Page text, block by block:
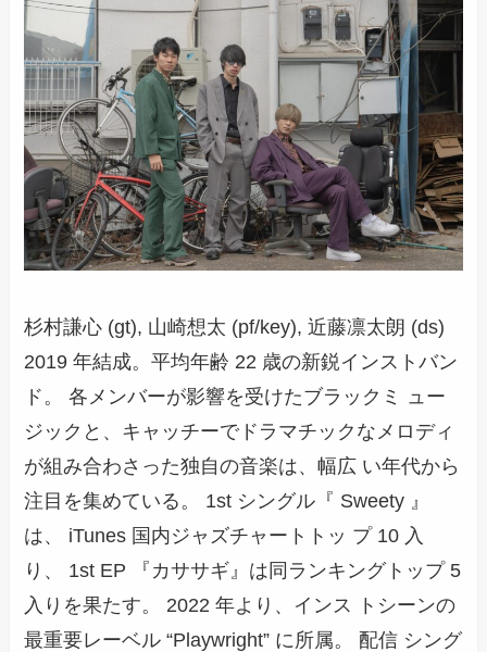
杉村謙心 (gt), 山崎想太 (pf/key), 近藤凛太朗 (ds)
2019 年結成。平均年齢 22 歳の新鋭インストバン
ド。 各メンバーが影響を受けたブラックミ ュー
ジックと、キャッチーでドラマチックなメロディ
が組み合わさった独自の音楽は、幅広 い年代から
注目を集めている。 1st シングル『 Sweety 』
は、 iTunes 国内ジャズチャートトッ プ 10 入
り、 1st EP 『カササギ』は同ランキングトップ 5
入りを果たす。 2022 年より、インス トシーンの
最重要レーベル “Playwright” に所属。 配信 シング